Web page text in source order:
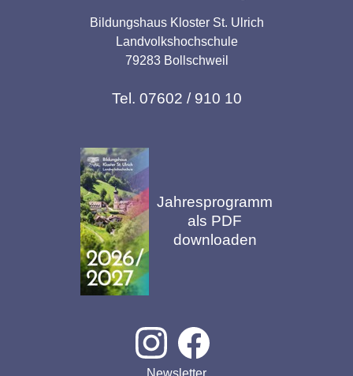
Bildungshaus Kloster St. Ulrich
Landvolkshochschule
79283 Bollschweil
Tel. 07602 / 910 10
Jahresprogramm
als PDF
downloaden
Newsletter